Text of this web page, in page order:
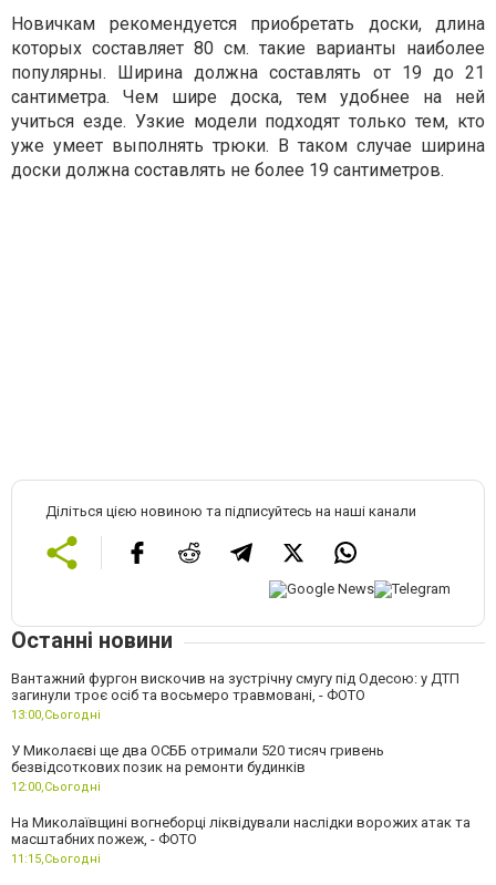
Новичкам рекомендуется приобретать доски, длина
которых составляет 80 см. такие варианты наиболее
популярны. Ширина должна составлять от 19 до 21
сантиметра. Чем шире доска, тем удобнее на ней
учиться езде. Узкие модели подходят только тем, кто
уже умеет выполнять трюки. В таком случае ширина
доски должна составлять не более 19 сантиметров.
Діліться цією новиною та підписуйтесь на наші канали
Останні новини
Вантажний фургон вискочив на зустрічну смугу під Одесою: у ДТП
загинули троє осіб та восьмеро травмовані, - ФОТО
13:00,Сьогодні
У Миколаєві ще два ОСББ отримали 520 тисяч гривень
безвідсоткових позик на ремонти будинків
12:00,Сьогодні
На Миколаївщині вогнеборці ліквідували наслідки ворожих атак та
масштабних пожеж, - ФОТО
11:15,Сьогодні